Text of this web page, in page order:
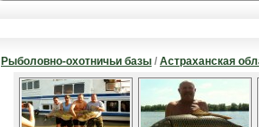
Рыболовно-охотничьи базы / Астраханская